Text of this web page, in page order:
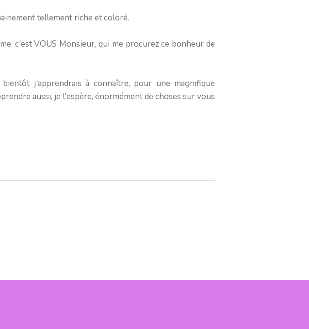
tellement riche et coloré.
c'est VOUS Monsieur, qui me procurez ce bonheur de
j'apprendrais à connaître, pour une magnifique
aussi, je l'espère, énormément de choses sur vous